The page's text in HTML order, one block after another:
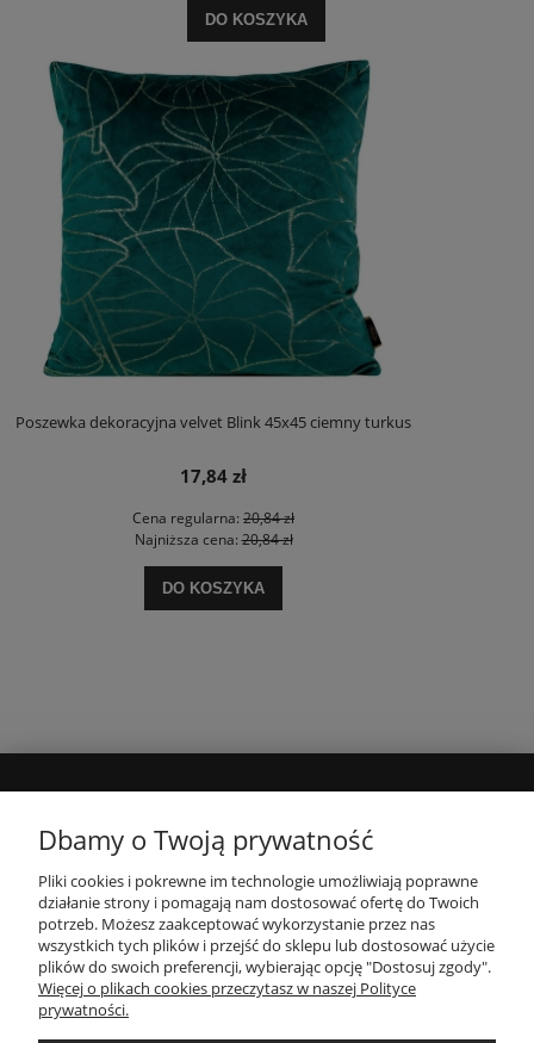
DO KOSZYKA
Poszewka dekoracyjna velvet Blink 45x45 ciemny turkus
17,84 zł
Cena regularna: 20,84 zł
Najniższa cena:20,84 zł
DO KOSZYKA
INFORMACJE
PŁATNOŚCI I DOSTAWA
O NAS
Dbamy o Twoją prywatność
Pliki cookies i pokrewne im technologie umożliwiają poprawne
działanie strony i pomagają nam dostosować ofertę do Twoich
potrzeb. Możesz zaakceptować wykorzystanie przez nas
wszystkich tych plików i przejść do sklepu lub dostosować użycie
plików do swoich preferencji, wybierając opcję "Dostosuj zgody".
Więcej o plikach cookies przeczytasz w naszej Polityce
prywatności.